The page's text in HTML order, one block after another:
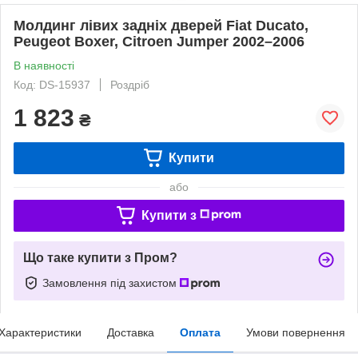
Молдинг лівих задніх дверей Fiat Ducato,
Peugeot Boxer, Citroen Jumper 2002–2006
В наявності
Код: DS-15937
Роздріб
1 823 ₴
Купити
або
Купити з
Що таке купити з Пром?
Замовлення під захистом
Доставка Оплата Умови повернення